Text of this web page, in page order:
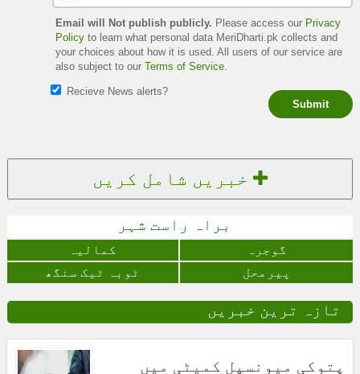
Email will Not publish publicly. Please access our Privacy
Policyto learn what personal data MeriDharti.pk collects and
your choices about how it is used. All users of our service are
also subject to our Terms of Service.
Recieve News alerts?
Submit
خبریں شامل کریں
براہ راست شہر
گوجرہ
کمالیہ
پیرمحل
ٹوبہ ٹیک سنگھ
تازہ ترین خبریں
پتوکی میونسپل کمیٹی میں